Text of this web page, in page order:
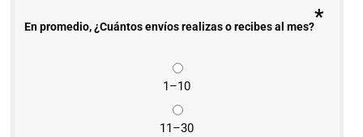
En promedio, ¿Cuántos envíos realizas o recibes al mes?*
1–10
11–30